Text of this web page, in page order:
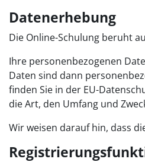
Datenerhebung
Die Online-Schulung beruht
Ihre personenbezogenen
Daten sind dann
finden Sie in der EU-
die Art, den Umfang und
Wir weisen darauf hin, dass